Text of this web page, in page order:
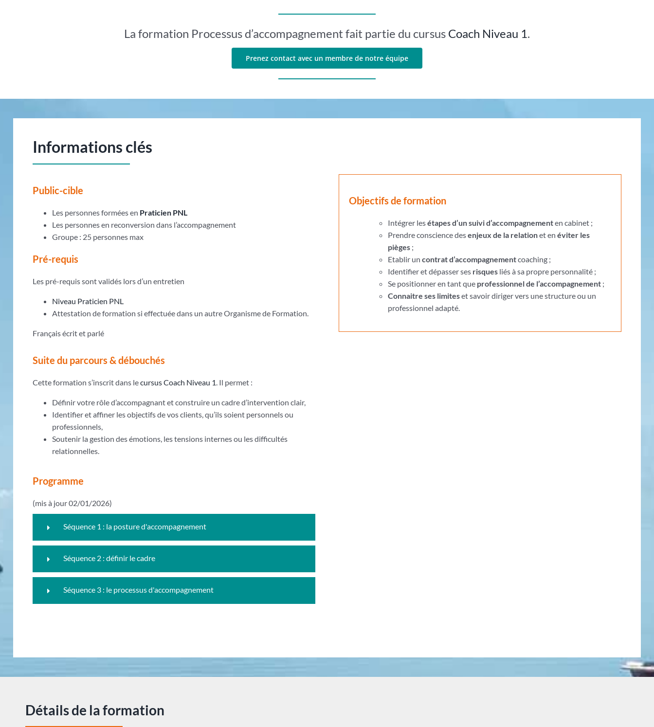
La formation Processus d’accompagnement fait partie du cursus Coach Niveau 1.
Prenez contact avec un membre de notre équipe
Informations clés
Public-cible
Les personnes formées en Praticien PNL
Les personnes en reconversion dans l’accompagnement
Groupe : 25 personnes max
Pré-requis
Les pré-requis sont validés lors d’un entretien
Niveau Praticien PNL
Attestation de formation si effectuée dans un autre Organisme de Formation.
Français écrit et parlé
Suite du parcours & débouchés
Cette formation s’inscrit dans lecursus Coach Niveau 1. Il permet :
Définir votre rôle d’accompagnant et construire un cadre d’intervention clair,
Identifier et affiner les objectifs de vos clients, qu’ils soient personnels ou
professionnels,
Soutenir la gestion des émotions, les tensions internes ou les difficultés
relationnelles.
Programme
(mis à jour 02/01/2026)
Séquence 1 : la posture d'accompagnement
Séquence 2 : définir le cadre
Séquence 3 : le processus d'accompagnement
Objectifs de formation
Intégrer lesétapes d’un suivi d’accompagnementen cabinet ;
Prendre conscience desenjeux de la relationet enéviter les
pièges ;
Etablir uncontrat d’accompagnementcoaching ;
Identifier et dépasser ses risques liés à sa propre personnalité ;
Se positionner en tant que professionnel de l’accompagnement ;
Connaitre ses limiteset savoir diriger vers une structure ou un
professionnel adapté.
Détails de la formation